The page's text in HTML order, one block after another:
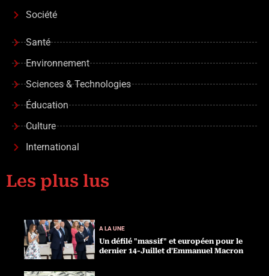
Société
Santé
Environnement
Sciences & Technologies
Éducation
Culture
International
Les plus lus
A LA UNE
Un défilé "massif" et européen pour le
dernier 14-Juillet d'Emmanuel Macron